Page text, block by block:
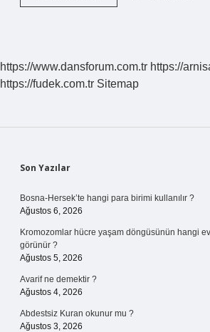
Nedir
https://www.dansforum.com.tr https://
https://fudek.com.tr Sitemap
Sidebar
Son Yazılar
Bosna-Hersek’te hangi para birimi kullanılır ?
Ağustos 6, 2026
Kromozomlar hücre yaşam döngüsünün hangi
görünür ?
Ağustos 5, 2026
Avarif ne demektir ?
Ağustos 4, 2026
Abdestsiz Kuran okunur mu ?
Ağustos 3, 2026